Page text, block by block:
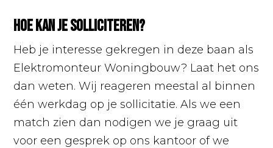
Hoe kan je solliciteren?
Heb je interesse gekregen in deze baan als
Elektromonteur Woningbouw? Laat het ons
dan weten. Wij reageren meestal al binnen
één werkdag op je sollicitatie. Als we een
match zien dan nodigen we je graag uit
voor een gesprek op ons kantoor of we